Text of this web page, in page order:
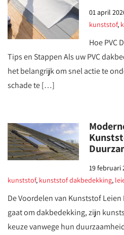
01 april
kunststof,
Hoe PVC
Tips en Stappen Als uw PVC
het belangrijk om snel actie te
schade te […]
19 februari
kunststof, kunststof dakbedekking,
De Voordelen van Kunststof
gaat om dakbedekking, zijn
keuze vanwege hun